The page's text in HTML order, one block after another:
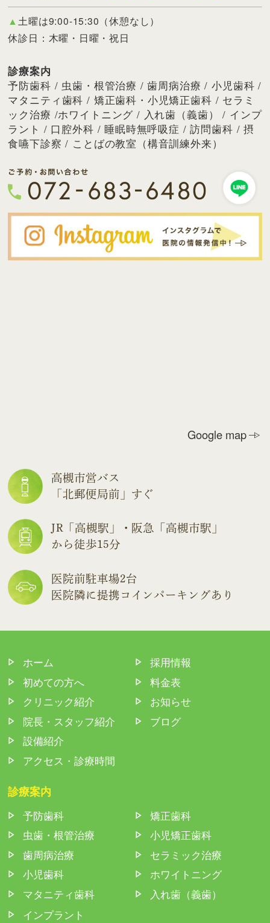
▲ 土曜は9:00-15:30（休憩なし）
休診日：木曜・日曜・祝日
診療案内
予防歯科 / 虫歯・根管治療 / 歯周病治療 / 小児歯科 /
マタニティ歯科 / 矯正歯科・小児矯正歯科 / セラミ
ック治療 /ホワイトニング / 入れ歯（義歯） / インプ
ラント / 口腔外科 / 睡眠時無呼吸症 / 訪問歯科 / 摂
食嚥下診察 / ことばの教室（構音訓練外来）
Google map
高槻市営バス
「北郵便局前」すぐ
JR「高槻駅」・阪急「高槻市駅」
から徒歩15分
医院前駐車場2台
医院隣に提携コインパーキングあり
ホーム
初めての方へ
クリニック紹介
院長・スタッフ紹介
設備紹介
アクセス・診療時間
採用情報
料金表
お知らせ
ブログ
診療案内
予防歯科
虫歯・根管治療
歯周病治療
小児歯科
マタニティ歯科
矯正歯科
小児矯正歯科
セラミック治療
ホワイトニング
入れ歯（義歯）
インプラント